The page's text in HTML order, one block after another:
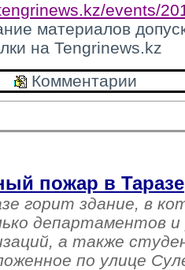
events/
материалов
на Tengrinews.kz
Комментарии
пожар в Таразе
горит здание, в
департаментов и
а также
по улице